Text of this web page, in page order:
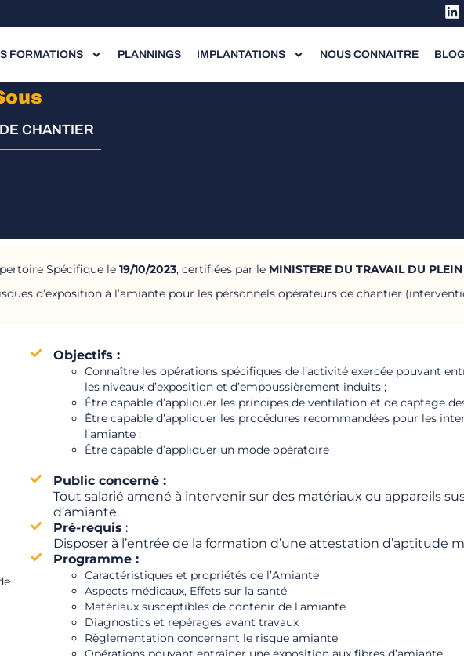
FORMATIONS PLANNINGS IMPLANTATIONS NOUS CONNAITRE
CHANTIER
Spécifique le 19/10/2023, certifiées par le MINISTERE DU TRAVAIL DU
d’exposition à l’amiante pour les personnels opérateurs de chantier
Objectifs :
Connaître les opérations spécifiques de l’activité exercée pouvant
les niveaux d’exposition et d’empoussièrement induits ;
Être capable d’appliquer les principes de ventilation et de captage
Être capable d’appliquer les procédures recommandées pour les
l’amiante ;
Être capable d’appliquer un mode opératoire
Public concerné :
Tout salarié amené à intervenir sur des matériaux ou appareils
d’amiante.
Pré-requis :
Disposer à l’entrée de la formation d’une attestation d’aptitude
Programme :
Caractéristiques et propriétés de l’Amiante
Aspects médicaux, Effets sur la santé
Matériaux susceptibles de contenir de l’amiante
Diagnostics et repérages avant travaux
Règlementation concernant le risque amiante